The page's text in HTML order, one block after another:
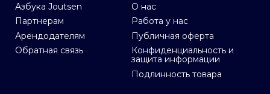
Азбука Joutsen
Партнерам
Арендодателям
Обратная связь
О нас
Работа у нас
Публичная оферта
Конфиденциальность и
защита информации
Подлинность товара